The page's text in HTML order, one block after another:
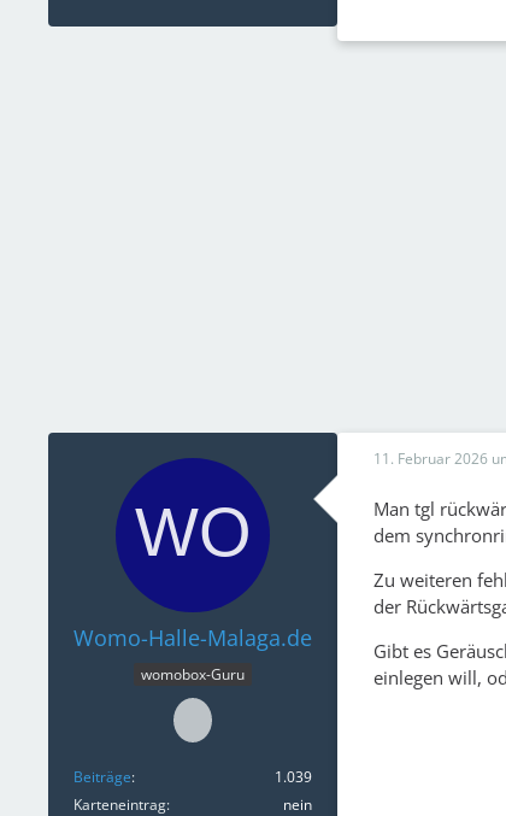
Womo-Halle-Malaga.de
womobox-Guru
Beiträge
1.039
Karteneintrag
nein
11. Februar 2026
Man tgl
dem
Zu weiteren
der
Gibt es
einlegen will,